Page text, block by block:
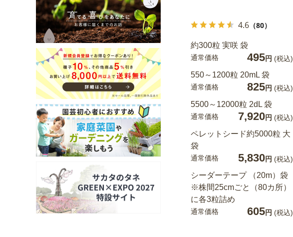
4.6 （80）
約300粒 実咲 袋
通常価格 495円 (税込)
550～1200粒 20mL 袋
通常価格 825円 (税込)
5500～12000粒 2dL 袋
通常価格 7,920円 (税込)
ペレットシード約5000粒 大
袋
通常価格 5,830円 (税込)
シーダーテープ （20m）袋
※株間25cmごと（80カ所）
に各3粒詰め
通常価格 605円 (税込)